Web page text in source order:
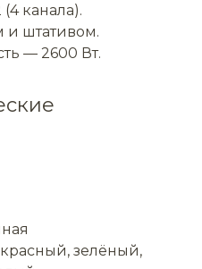
канала).
и штативом.
— 2600 Вт.
зелёный,